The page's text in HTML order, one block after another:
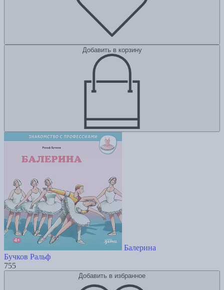
Добавить в корзину
Балерина
Бучков Ральф
755
Добавить в избранное